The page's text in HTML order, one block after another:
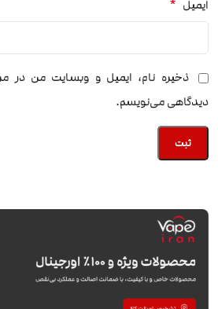
ایمیل *
ذخیره نام، ایمیل و وبسایت من در
دیدگاهی می‌نویسم.